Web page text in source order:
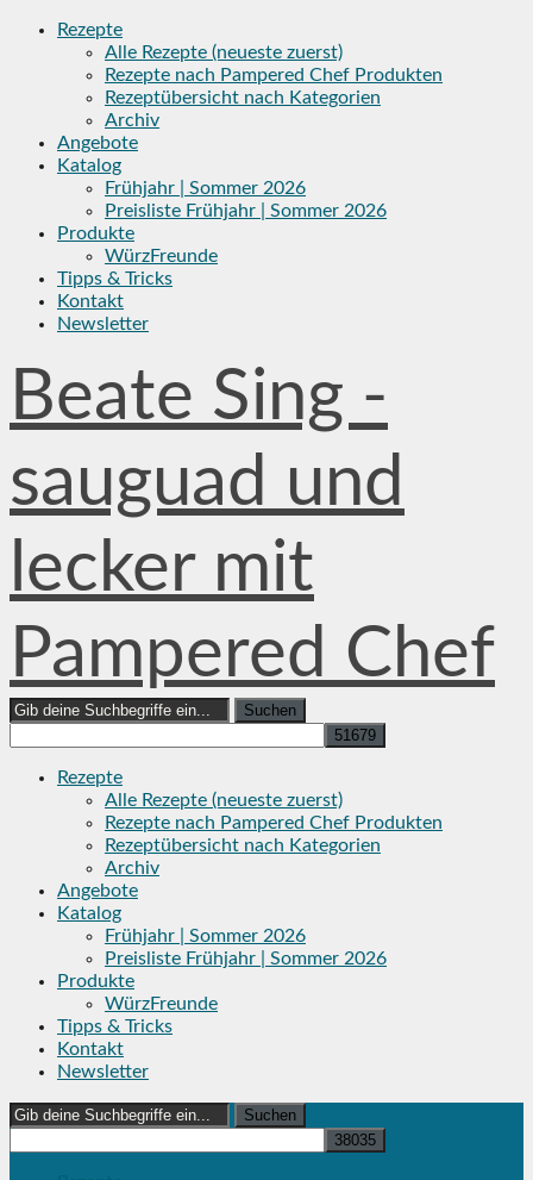
Skip
Rezepte
Alle Rezepte (neueste zuerst)
Rezepte nach Pampered Chef Produkten
Rezeptübersicht nach Kategorien
Archiv
Angebote
Katalog
Frühjahr | Sommer 2026
Preisliste Frühjahr | Sommer 2026
Produkte
WürzFreunde
Tipps & Tricks
Kontakt
Newsletter
Beate Sing -
sauguad und
lecker mit
Pampered Chef
Search
for:
Rezepte
Alle Rezepte (neueste zuerst)
Rezepte nach Pampered Chef Produkten
Rezeptübersicht nach Kategorien
Archiv
Angebote
Katalog
Frühjahr | Sommer 2026
Preisliste Frühjahr | Sommer 2026
Produkte
WürzFreunde
Tipps & Tricks
Kontakt
Newsletter
Search
for: